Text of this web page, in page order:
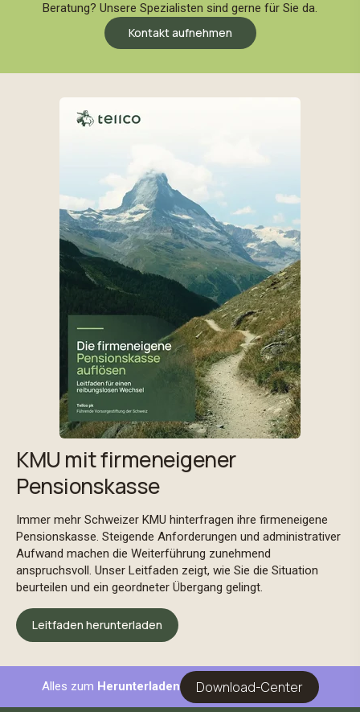
Beratung? Unsere Spezialisten sind gerne für Sie da.
Kontakt aufnehmen
KMU mit firmeneigener
Pensionskasse
Immer mehr Schweizer KMU hinterfragen ihre firmeneigene
Pensionskasse. Steigende Anforderungen und administrativer
Aufwand machen die Weiterführung zunehmend
anspruchsvoll. Unser Leitfaden zeigt, wie Sie die Situation
beurteilen und ein geordneter Übergang gelingt.
Leitfaden herunterladen
Alles zum Herunterladen Download-Center